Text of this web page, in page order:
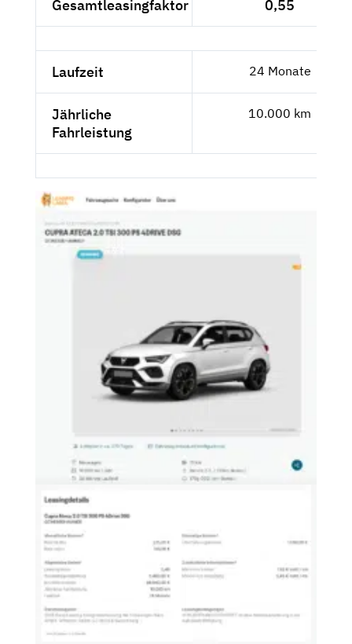
Gesamtleasingfaktor 0,55
Laufzeit 24 Monate
Jährliche
Fahrleistung
10.000 km